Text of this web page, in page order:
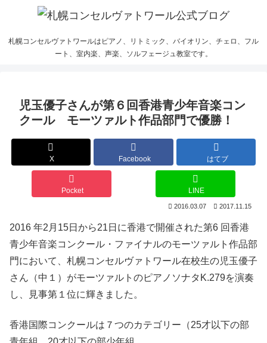
札幌コンセルヴァトワールはピアノ、リトミック、バイオリン、チェロ、フル
ート、室内楽、声楽、ソルフェージュ教室です。
児玉優子さんが第６回香港青少年音楽コン
クール モーツァルト作品部門で優勝！
X Facebook はてブ
Pocket LINE
2016.03.07 2017.11.15
2016 年2月15日から21日に香港で開催された第6 回香港
青少年音楽コンクール・ファイナルのモーツァルト作品部
門において、札幌コンセルヴァトワール在校生の児玉優子
さん（中１）がモーツァルトのピアノソナタK.279を演奏
し、見事第１位に輝きました。
香港国際コンクールは７つのカテゴリー（25才以下の部